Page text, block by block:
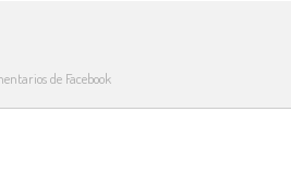
de Facebook